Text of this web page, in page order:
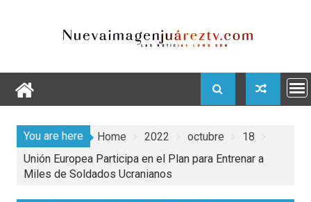
You are here Home 2022 octubre
18
Unión Europea Participa en el Plan para Entrenar a
Miles de Soldados Ucranianos